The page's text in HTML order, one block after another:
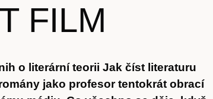
FILM
o literární teorii Jak číst literaturu
jako profesor tentokrát obrací